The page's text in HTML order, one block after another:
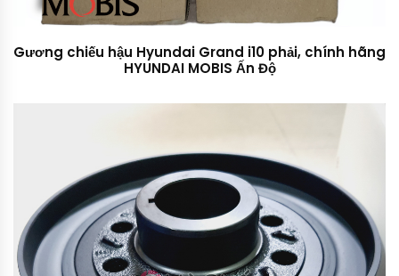
Gương chiếu hậu Hyundai Grand i10 phải, chính hãng
HYUNDAI MOBIS Ấn Độ